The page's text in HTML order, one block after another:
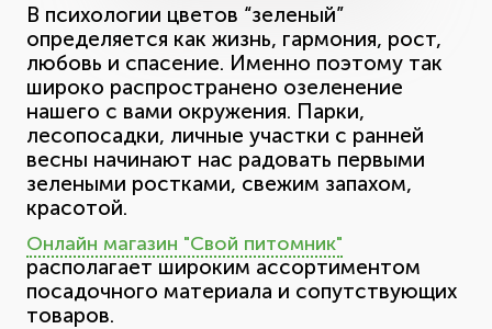
В психологии цветов “зеленый”
определяется как жизнь, гармония, рост,
любовь и спасение. Именно поэтому так
широко распространено озеленение
нашего с вами окружения. Парки,
лесопосадки, личные участки с ранней
весны начинают нас радовать первыми
зелеными ростками, свежим запахом,
красотой.
Онлайн магазин "Свой питомник"
располагает широким ассортиментом
посадочного материала и сопутствующих
товаров.